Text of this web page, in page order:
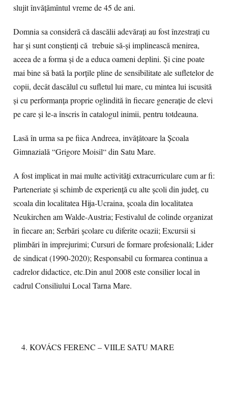
slujit învățămîntul vreme de 45 de ani.
Domnia sa consideră că dascălii adevărați au fost înzestrați cu
har și sunt conștienți că trebuie să-și implinească menirea,
aceea de a forma și de a educa oameni deplini. Și cine poate
mai bine să bată la porțile pline de sensibilitate ale sufletelor de
copii, decât dascălul cu sufletul lui mare, cu mintea lui iscusită
și cu performanța proprie oglindită în fiecare generație de elevi
pe care și le-a înscris în catalogul inimii, pentru totdeauna.
Lasă în urma sa pe fiica Andreea, invățătoare la Școala
Gimnazială “Grigore Moisil“ din Satu Mare.
A fost implicat in mai multe activități extracurriculare cum ar fi:
Parteneriate și schimb de experiență cu alte școli din județ, cu
scoala din localitatea Hija-Ucraina, școala din localitatea
Neukirchen am Walde-Austria; Festivalul de colinde organizat
în fiecare an; Serbări școlare cu diferite ocazii; Excursii si
plimbări în imprejurimi; Cursuri de formare profesională; Lider
de sindicat (1990-2020); Responsabil cu formarea continua a
cadrelor didactice, etc.Din anul 2008 este consilier local in
cadrul Consiliului Local Tarna Mare.
KOVÁCS FERENC – VIILE SATU MARE